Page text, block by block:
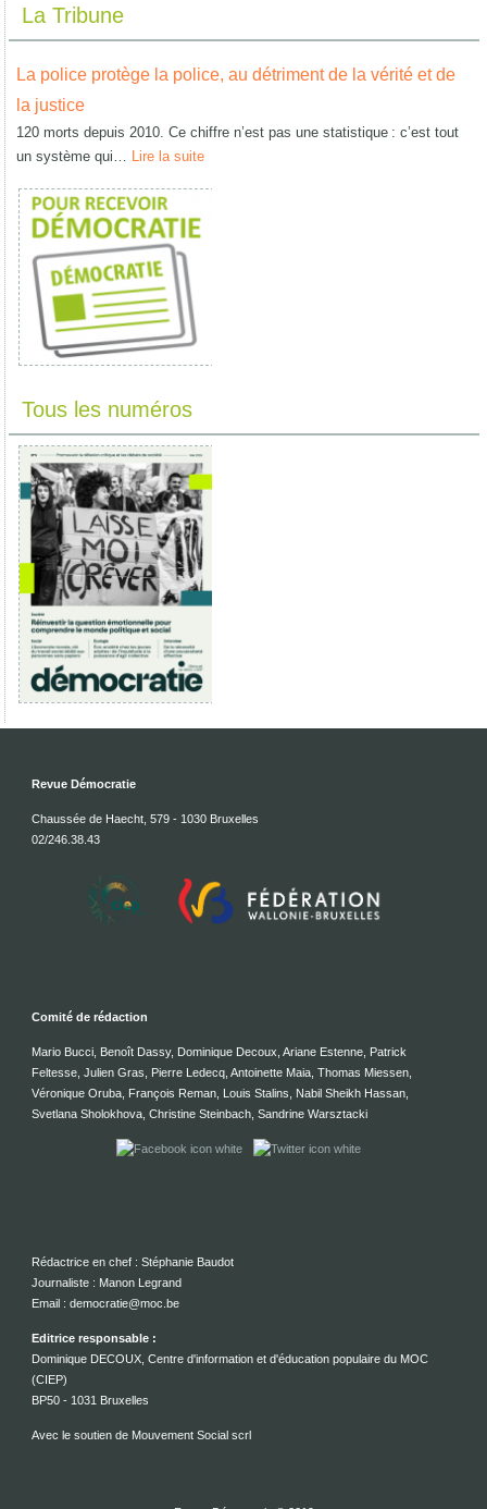
La Tribune
La police protège la police, au détriment de la vérité et de
la justice
120 morts depuis 2010. Ce chiffre n’est pas une statistique : c’est tout
un système qui… Lire la suite
Tous les numéros
Revue Démocratie
Chaussée de Haecht, 579 - 1030 Bruxelles
02/246.38.43
Comité de rédaction
Mario Bucci, Benoît Dassy, Dominique Decoux, Ariane Estenne, Patrick
Feltesse, Julien Gras, Pierre Ledecq, Antoinette Maia, Thomas Miessen,
Véronique Oruba, François Reman, Louis Stalins, Nabil Sheikh Hassan,
Svetlana Sholokhova, Christine Steinbach, Sandrine Warsztacki
Rédactrice en chef : Stéphanie Baudot
Journaliste : Manon Legrand
Email : democratie@moc.be
Editrice responsable :
Dominique DECOUX, Centre d'information et d'éducation populaire du MOC
(CIEP)
BP50 - 1031 Bruxelles
Avec le soutien de Mouvement Social scrl